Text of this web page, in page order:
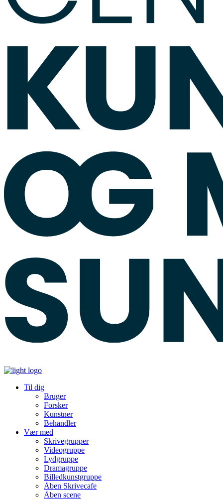
Til dig
Bruger
Forsker
Kunstner
Behandler
Vær med
Skrivegrupper
Videogruppe
Lydgruppe
Dramagruppe
Billedkunstgruppe
Åben Skrivecafe
Åben scene